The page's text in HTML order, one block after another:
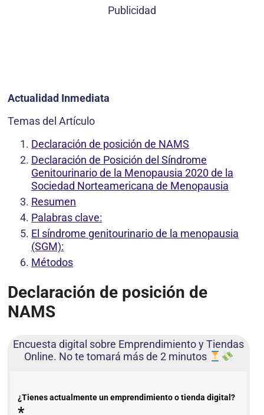
Publicidad
Actualidad Inmediata
Temas del Artículo
Declaración de posición de NAMS
Declaración de Posición del Síndrome
Genitourinario de la Menopausia 2020 de la
Sociedad Norteamericana de Menopausia
Resumen
Palabras clave:
El síndrome genitourinario de la menopausia
(SGM):
Métodos
Declaración de posición de
NAMS
Encuesta digital sobre Emprendimiento y Tiendas
Online. No te tomará más de 2 minutos
¿Tienes actualmente un emprendimiento o tienda digital?